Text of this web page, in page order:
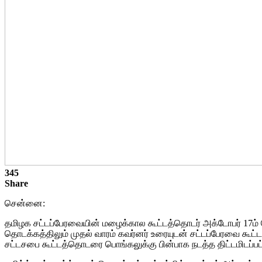
345
Share
சென்னை:
தமிழக சட்டப்பேரவையின் மழைக்கால கூட்டத்தொடர் அக்டோபர்
தொடக்கத்திலும் முதல் வாரம் கவர்னர் உரையுடன் சட்டப்பேரவை
சட்டசபை கூட்டத்தொடரை பொங்கலுக்கு பின்பாக நடத்த